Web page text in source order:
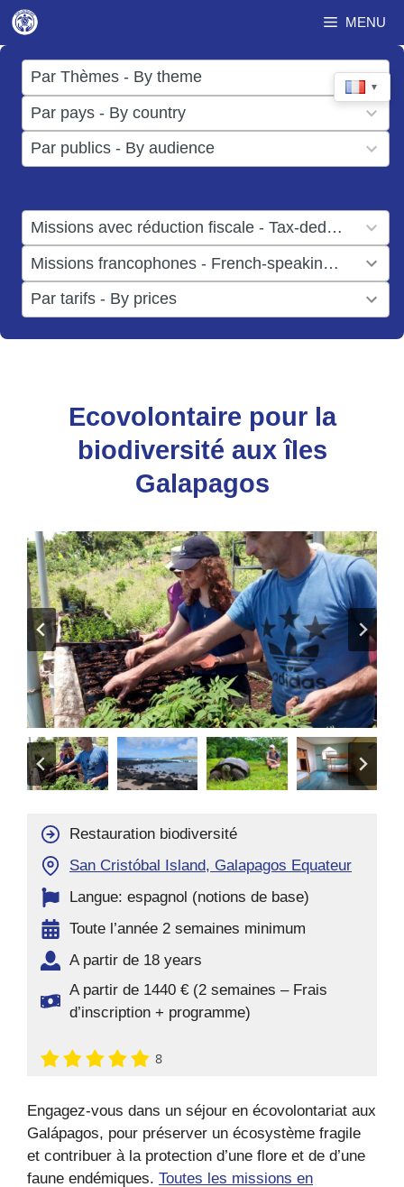
Aller
au
contenu
MENU
▼
Par Thèmes - By theme
17
results
available
Par pays - By country
50
results
available
Par publics - By audience
results
Missions avec réduction fiscale - Tax-deductible missions
result
available
Missions francophones - French-speaking missions
result
available
Par tarifs - By prices
results
available
Ecovolontaire pour la
biodiversité aux îles
Galapagos
Restauration biodiversité
San Cristóbal Island, Galapagos Equateur
Langue: espagnol (notions de base)
Toute l’année 2 semaines minimum
A partir de 18 years
A partir de 1440 € (2 semaines – Frais
d’inscription + programme)
8
Engagez-vous dans un séjour en écovolontariat aux
Galápagos, pour préserver un écosystème fragile
et contribuer à la protection d’une flore et de d’une
faune endémiques. Toutes les missions en